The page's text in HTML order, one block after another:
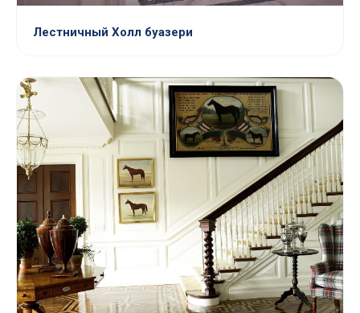
Лестничный Холл буазери